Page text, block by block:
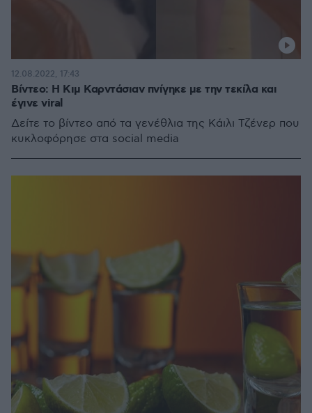
Βίντεο: Η Κιμ Καρντάσιαν πνίγηκε με την τεκίλα και
έγινε viral
Δείτε το βίντεο από τα γενέθλια της Κάιλι Τζένερ που
κυκλοφόρησε στα social media
12.08.2022, 17:43